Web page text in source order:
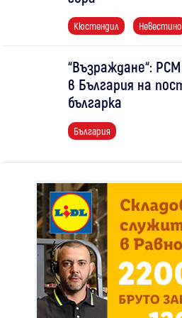
Кюстендил Невестино
“Възраждане“:
в България на
българка
България